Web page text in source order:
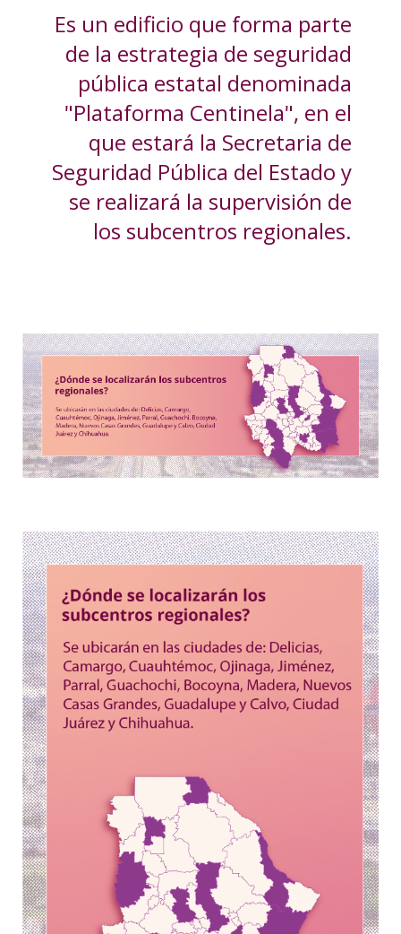
Es un edificio que forma parte
de la estrategia de seguridad
pública estatal denominada
"Plataforma Centinela", en el
que estará la Secretaria de
Seguridad Pública del Estado y
se realizará la supervisión de
los subcentros regionales.